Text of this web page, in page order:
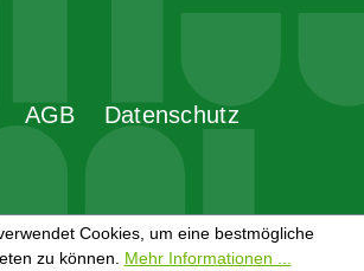
AGB Datenschutz
Cookies, um eine bestmögliche
zu können. Mehr Informationen ...